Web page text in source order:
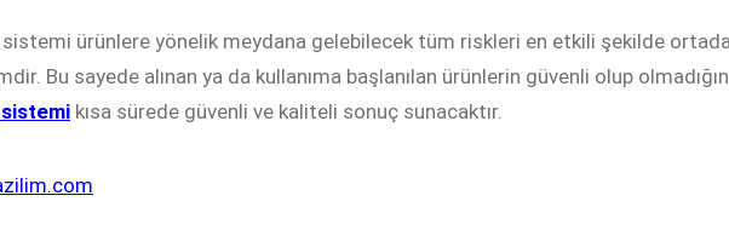
sistemi ürünlere yönelik meydana gelebilecek tüm riskleri en etkili şekilde
Bu sayede alınan ya da kullanıma başlanılan ürünlerin güvenli olup
kısa sürede güvenli ve kaliteli sonuç sunacaktır.